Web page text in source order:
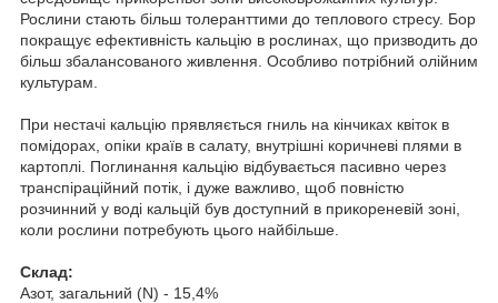
Рослини стають більш толеранттими до теплового стресу. Бор
покращує ефективність кальцію в рослинах, що призводить до
більш збалансованого живлення. Особливо потрібний олійним
культурам.
При нестачі кальцію прявляється гниль на кінчиках квіток в
помідорах, опіки країв в салату, внутрішні коричневі плями в
картоплі. Поглинання кальцію відбувається пасивно через
транспіраційний потік, і дуже важливо, щоб повністю
розчинний у воді кальцій був доступний в прикореневій зоні,
коли рослини потребують цього найбільше.
Склад:
Азот, загальний (N) - 15,4%